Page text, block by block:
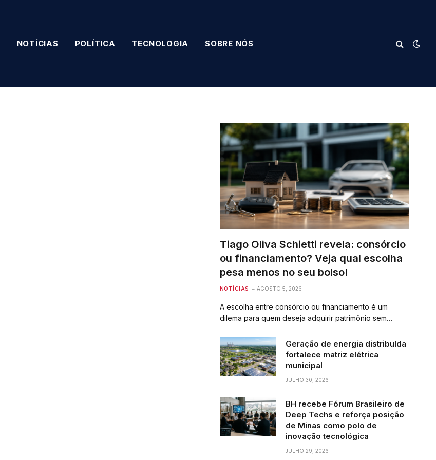
NOTÍCIAS POLÍTICA TECNOLOGIA SOBRE NÓS
Tiago Oliva Schietti revela: consórcio
ou financiamento? Veja qual escolha
pesa menos no seu bolso!
NOTÍCIAS AGOSTO 5, 2026
A escolha entre consórcio ou financiamento é um
dilema para quem deseja adquirir patrimônio sem…
Geração de energia distribuída
fortalece matriz elétrica
municipal
JULHO 30, 2026
BH recebe Fórum Brasileiro de
Deep Techs e reforça posição
de Minas como polo de
inovação tecnológica
JULHO 29, 2026